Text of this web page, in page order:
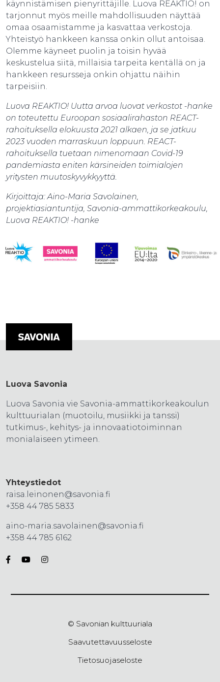
käynnistämisen pienyrittäjille. Luova REAKTIO! on
tarjonnut myös meille mahdollisuuden näyttää
omaa osaamistamme ja kasvattaa verkostoja.
Yhteistyö hankkeen kanssa onkin ollut antoisaa.
Olemme käyneet puolin ja toisin hyvää
keskustelua siitä, millaisia tarpeita kentällä on ja
hankkeen resursseja onkin ohjattu näihin
tarpeisiin.
Luova REAKTIO! Uutta arvoa luovat verkostot -hanke
on toteutettu Euroopan sosiaalirahaston REACT-
rahoituksella elokuusta 2021 alkaen, ja se jatkuu
2023 vuoden marraskuun loppuun. REACT-
rahoituksella tuetaan nimenomaan Covid-19
pandemiasta eniten kärsineiden toimialojen
yritysten muutoskyvykkyyttä.
Kirjoittaja: Aino-Maria Savolainen,
projektiasiantuntija, Savonia-ammattikorkeakoulu,
Luova REAKTIO! -hanke
Luova Savonia
Luova Savonia vie Savonia-ammattikorkeakoulun
kulttuurialan (muotoilu, musiikki ja tanssi)
tutkimus-, kehitys- ja innovaatiotoiminnan
monialaiseen ytimeen.
Yhteystiedot
raisa.leinonen@savonia.fi
+358 44 785 5833
aino-maria.savolainen@savonia.fi
+358 44 785 6162
© Savonian kulttuuriala
Saavutettavuusseloste
Tietosuojaseloste